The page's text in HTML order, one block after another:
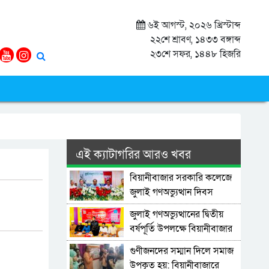
৬ই আগস্ট, ২০২৬ খ্রিস্টাব্দ
২২শে শ্রাবণ, ১৪৩৩ বঙ্গাব্দ
২৩শে সফর, ১৪৪৮ হিজরি
এই ক্যাটাগরির আরও খবর
বিয়ানীবাজার সরকারি কলেজে
জুলাই গণঅভ্যুত্থান দিবস
পালিত
জুলাই গণঅভ্যুত্থানের দ্বিতীয়
বর্ষপূর্তি উপলক্ষে বিয়ানীবাজার
উপজেলা ছাত্রশিবিরের
আলোচনা সভা ও দোয়া
গুণীজনদের সম্মান দিলে সমাজ
উপকৃত হয়: বিয়ানীবাজারে